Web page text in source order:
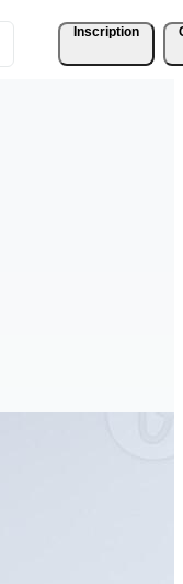
Inscription